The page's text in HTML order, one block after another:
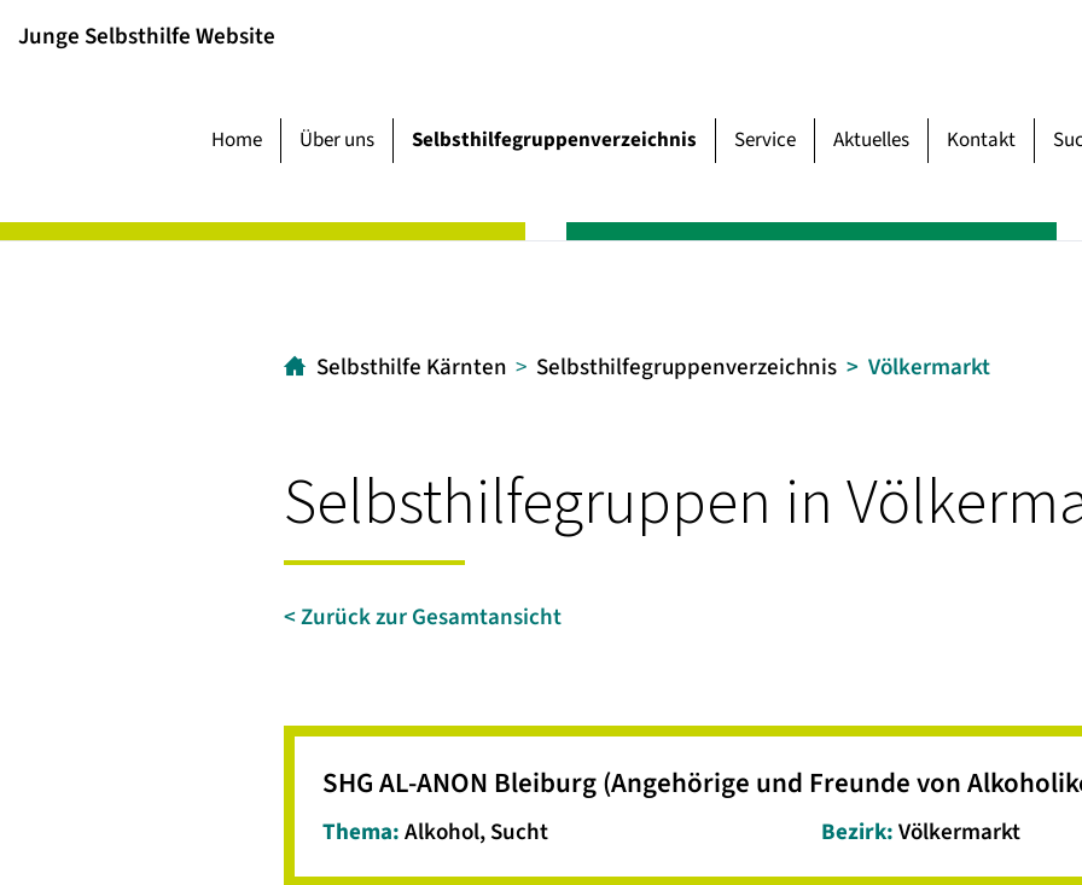
Junge Selbsthilfe Website
Home Über uns Selbsthilfegruppenverzeichnis
Völkermarkt
Service Aktuelles Kontakt
Selbsthilfe Kärnten Selbsthilfegruppenverzeichnis Völkermarkt
Selbsthilfegruppen in
< Zurück zur Gesamtansicht
SHG AL-ANON Bleiburg (Angehörige und Freunde von
Thema:Alkohol, Sucht Bezirk:Völkermarkt